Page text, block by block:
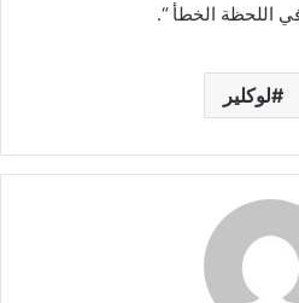
اللحظة الخطأ “.
لوكلير